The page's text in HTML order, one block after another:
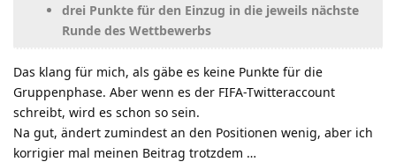
drei Punkte für den Einzug in die jeweils nächste
Runde des Wettbewerbs
Das klang für mich, als gäbe es keine Punkte für die
Gruppenphase. Aber wenn es der FIFA-Twitteraccount
schreibt, wird es schon so sein.
Na gut, ändert zumindest an den Positionen wenig, aber ich
korrigier mal meinen Beitrag trotzdem …